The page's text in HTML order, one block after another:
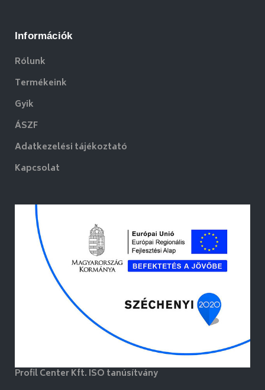
Információk
Rólunk
Termékeink
Gyik
ÁSZF
Adatkezelési tájékoztató
Kapcsolat
Profil Center Kft. ISO tanúsítvány